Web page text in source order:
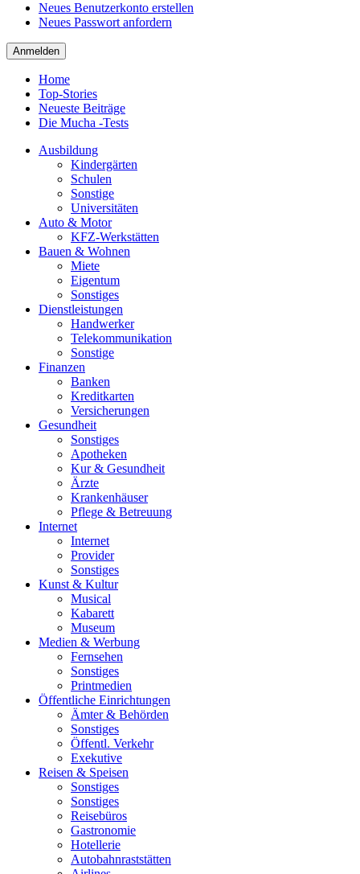
Neues Benutzerkonto erstellen
Neues Passwort anfordern
Home
Top-Stories
Neueste Beiträge
Die Mucha -Tests
Ausbildung
Kindergärten
Schulen
Sonstige
Universitäten
Auto & Motor
KFZ-Werkstätten
Bauen & Wohnen
Miete
Eigentum
Sonstiges
Dienstleistungen
Handwerker
Telekommunikation
Sonstige
Finanzen
Banken
Kreditkarten
Versicherungen
Gesundheit
Sonstiges
Apotheken
Kur & Gesundheit
Ärzte
Krankenhäuser
Pflege & Betreuung
Internet
Internet
Provider
Sonstiges
Kunst & Kultur
Musical
Kabarett
Museum
Medien & Werbung
Fernsehen
Sonstiges
Printmedien
Öffentliche Einrichtungen
Ämter & Behörden
Sonstiges
Öffentl. Verkehr
Exekutive
Reisen & Speisen
Sonstiges
Sonstiges
Reisebüros
Gastronomie
Hotellerie
Autobahnraststätten